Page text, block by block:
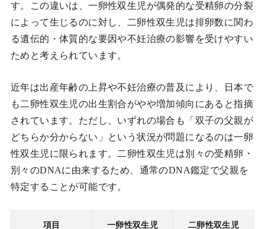
す。この違いは、一卵性双生児が偶発的な受精卵の分裂
によって生じるのに対し、二卵性双生児は排卵数に関わ
る遺伝的・体質的な要因や不妊治療の影響を受けやすい
ためと考えられています。
近年は出産年齢の上昇や不妊治療の普及により、日本で
も二卵性双生児の出生割合がやや増加傾向にあると指摘
されています。ただし、いずれの場合も「双子の父親が
どちらか分からない」という状況が問題になるのは一卵
性双生児に限られます。二卵性双生児は別々の受精卵・
別々のDNAに由来するため、通常のDNA鑑定で父親を
特定することが可能です。
項目 一卵性双生児 二卵性双生児